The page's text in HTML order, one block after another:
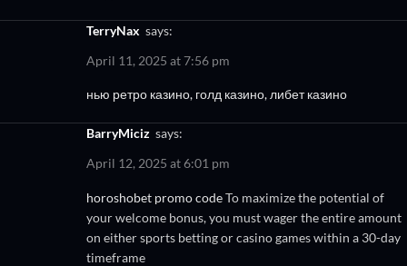
TerryNax says:
April 11, 2025 at 7:56 pm
нью ретро казино, голд казино, либет казино
BarryMiciz says:
April 12, 2025 at 6:01 pm
horoshobet promo codeTo maximize the potential of
your welcome bonus, you must wager the entire amount
on either sports betting or casino games within a 30-day
timeframe